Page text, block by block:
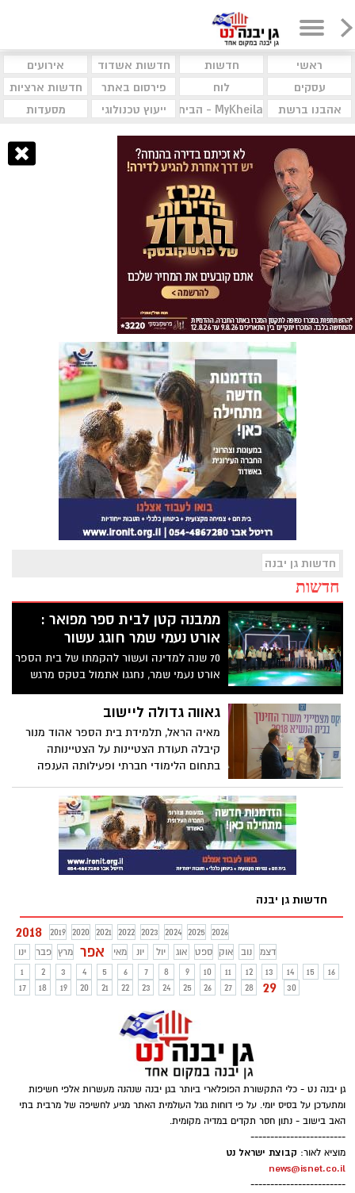
ראשי חדשות חדשות אשדוד
אירועים
עסקים
לוח פירסום באתר
חדשות ארציות
אהבנו ברשת
MyKheila - הבית לעסקים וקהילות ייעוץ טכנולוגי מסעדות
חדשות גן יבנה
חדשות
ממבנה קטן לבית ספר מפואר :
אורט נעמי שמר חוגג עשור
70 שנה למדינה ועשור להקמתו של בית הספר
אורט נעמי שמר, נחגגו אתמול בטקס מרגש
בהשתתפות מאות מתושבי גן יבנה, תלמידי
בית הספר בעבר ובהווה, מורים, הורים, ראש
גאווה גדולה ליישוב
מאיה הראל, תלמידת בית הספר אהוד מנור
קיבלה תעודת הצטיינות על הצטיינותה
בתחום הלימודי חברתי ופעילותה הענפה
הנהגת התלמידים.
חדשות גן יבנה
2018 2019 2020 2021 2022 2023 2024 2025
2026
ינו
פבר מרץ אפר מאי יונ יול אוג ספט אוק נוב
דצמ
1
2 3 4 5 6 7 8 9 10 11 12 13 14 15
16
17
18 19 20 21 22 23 24 25 26 27 28 29 30
גן יבנה נט - כלי התקשורת הפופלארי ביותר בגן יבנה שנהנה מעשרות אלפי חשיפות
ומתעדכן על בסיס יומי. על פי דוחות גוגל העולמית האתר מגיע לחשיפה של מרבית בתי
האב בישוב - נתון חסר תקדים במדיה מקומית.
------------------------
מוציא לאור: קבוצת ישראל נט
news@isnet.co.il
------------------------